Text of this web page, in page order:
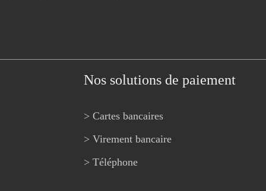
Nos solutions de paiement
> Cartes bancaires
> Virement bancaire
> Téléphone